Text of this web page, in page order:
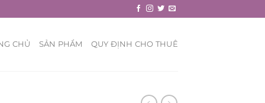
CHỦ SẢN PHẨM QUY ĐỊNH CHO THUÊ